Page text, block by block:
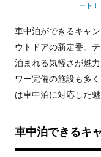
ート！
車中泊ができるキャ
ウトドアの新定番。
泊まれる気軽さが魅
ワー完備の施設も多
は車中泊に対応した
車中泊できるキ